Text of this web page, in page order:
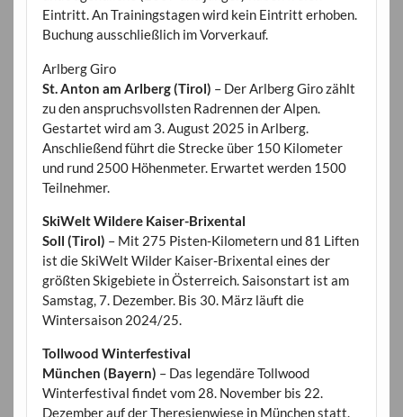
Eintritt. An Trainingstagen wird kein Eintritt erhoben.
Buchung ausschließlich im Vorverkauf.
Arlberg Giro
St. Anton am Arlberg (Tirol) – Der Arlberg Giro zählt
zu den anspruchsvollsten Radrennen der Alpen.
Gestartet wird am 3. August 2025 in Arlberg.
Anschließend führt die Strecke über 150 Kilometer
und rund 2500 Höhenmeter. Erwartet werden 1500
Teilnehmer.
SkiWelt Wildere Kaiser-Brixental
Soll (Tirol) – Mit 275 Pisten-Kilometern und 81 Liften
ist die SkiWelt Wilder Kaiser-Brixental eines der
größten Skigebiete in Österreich. Saisonstart ist am
Samstag, 7. Dezember. Bis 30. März läuft die
Wintersaison 2024/25.
Tollwood Winterfestival
München (Bayern) – Das legendäre Tollwood
Winterfestival findet vom 28. November bis 22.
Dezember auf der Theresienwiese in München statt.